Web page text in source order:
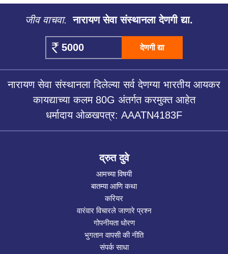
जीव वाचवा. नारायण सेवा संस्थानला देणगी द्या.
देणगी द्या
नारायण सेवा संस्थानला दिलेल्या सर्व देणग्या भारतीय आयकर
कायद्याच्या कलम 80G अंतर्गत करमुक्त आहेत
धर्मादाय ओळखपत्र: AAATN4183F
द्रुत दुवे
आमच्या विषयी
बातम्या आणि कथा
करियर
वारंवार विचारले जाणारे प्रश्न
गोपनीयता धोरण
भुगतान वापसी की नीति
संपर्क साधा